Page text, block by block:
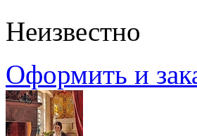
Неизвестно
Оформить и